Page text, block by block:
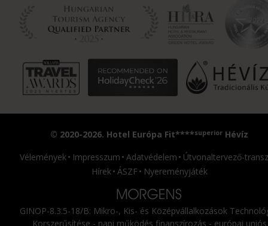
© 2020-2026. Hotel Európa Fit****superior Hévíz
Vélemények
Impresszum Adatvédelem
Útvonaltervező-
Hírek ÁSZF Nyereményjáték
GINOP-8.3.5-18/B: Mikro-, Kis- és Középvállalkozások
Korszerűsítése - napi működés finanszírozás - európai uniós